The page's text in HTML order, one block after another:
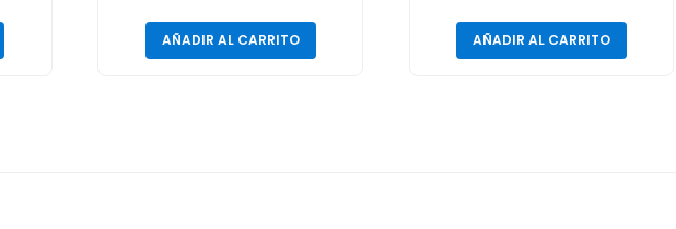
AÑADIR AL CARRITO AÑADIR AL CARRITO